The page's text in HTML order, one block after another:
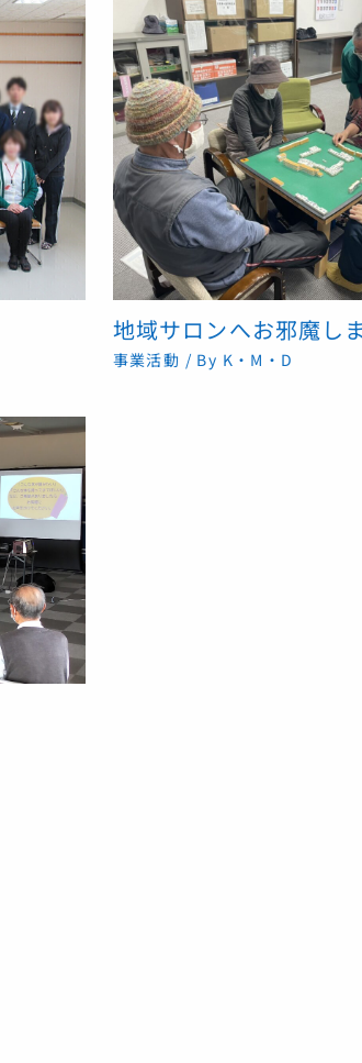
地域サロンへお邪魔し
事業活動 / By K・M・D